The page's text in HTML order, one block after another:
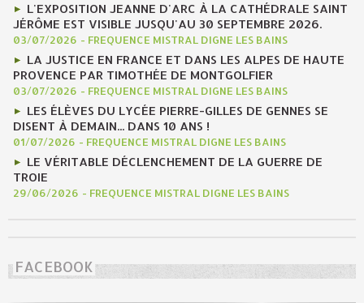
L'EXPOSITION JEANNE D'ARC À LA CATHÉDRALE SAINT
JÉRÔME EST VISIBLE JUSQU'AU 30 SEPTEMBRE 2026.
03/07/2026 - FREQUENCE MISTRAL DIGNE LES BAINS
LA JUSTICE EN FRANCE ET DANS LES ALPES DE HAUTE
PROVENCE PAR TIMOTHÉE DE MONTGOLFIER
03/07/2026 - FREQUENCE MISTRAL DIGNE LES BAINS
LES ÉLÈVES DU LYCÉE PIERRE-GILLES DE GENNES SE
DISENT À DEMAIN... DANS 10 ANS !
01/07/2026 - FREQUENCE MISTRAL DIGNE LES BAINS
LE VÉRITABLE DÉCLENCHEMENT DE LA GUERRE DE
TROIE
29/06/2026 - FREQUENCE MISTRAL DIGNE LES BAINS
FACEBOOK